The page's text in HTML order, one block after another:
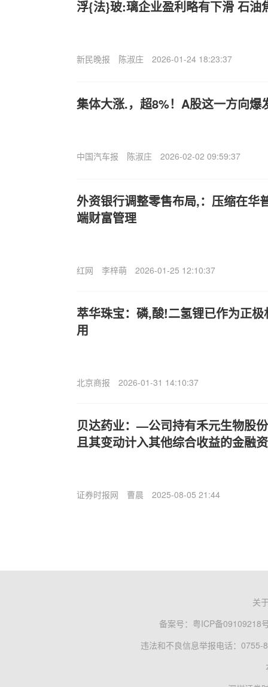
浮{法}玻:璃企业盈利略有下滑 石油
新民晚报 陈淑庄 2026-01-24 18:23:37
集体大涨.，超8%！A股这一方向爆
中国汽车报 陈淑庄 2026-02-02 09:59:37
外资银行调整零售布局,：压缩在华
端财富管理
红网 李梓萌 2026-01-25 12:10:37
萃华珠宝：磷,酸!二氢锂已作为正
用
北京商报 2026-01-31 14:10:37
贝达药业：—公司持有禾元生物股
且其变动计入其他综合收益的金融
证券时报网 曹晨 2025-08-05 21:44
关
备案号： 粤ICP备09109218
违法和不良信息举报电话：0755-